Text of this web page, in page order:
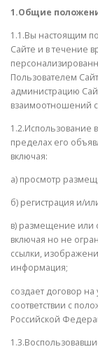
1.Общие
1.1.Вы настоящим
Сайте и в течение
Пользователем
администрацию
взаимоотношений
пределах его
включая:
а) просмотр
б) регистрация и/
в) размещение или
включая но не
ссылки,
информация;
создает договор
соответствии с
Российской